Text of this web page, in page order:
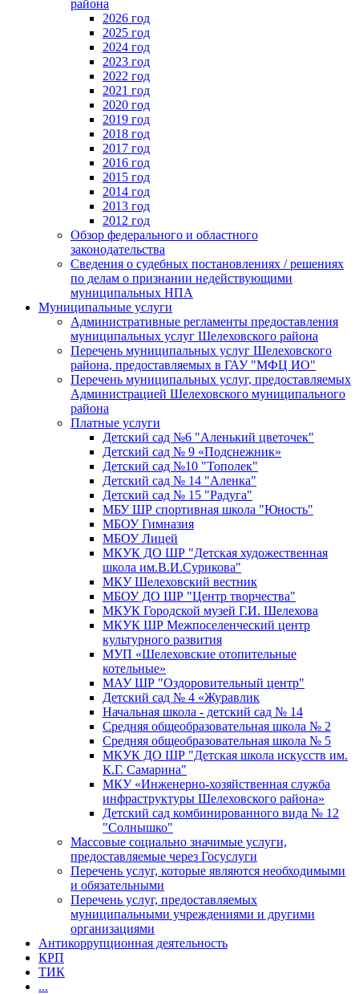
района
2026 год
2025 год
2024 год
2023 год
2022 год
2021 год
2020 год
2019 год
2018 год
2017 год
2016 год
2015 год
2014 год
2013 год
2012 год
Обзор федерального и областного
законодательства
Сведения о судебных постановлениях / решениях
по делам о признании недействующими
муниципальных НПА
Муниципальные услуги
Административные регламенты предоставления
муниципальных услуг Шелеховского района
Перечень муниципальных услуг Шелеховского
района, предоставляемых в ГАУ "МФЦ ИО"
Перечень муниципальных услуг, предоставляемых
Администрацией Шелеховского муниципального
района
Платные услуги
Детский сад №6 "Аленький цветочек"
Детский сад № 9 «Подснежник»
Детский сад №10 "Тополек"
Детский сад № 14 "Аленка"
Детский сад № 15 "Радуга"
МБУ ШР спортивная школа "Юность"
МБОУ Гимназия
МБОУ Лицей
МКУК ДО ШР "Детская художественная
школа им.В.И.Сурикова"
МКУ Шелеховский вестник
МБОУ ДО ШР "Центр творчества"
МКУК Городской музей Г.И. Шелехова
МКУК ШР Межпоселенческий центр
культурного развития
МУП «Шелеховские отопительные
котельные»
МАУ ШР "Оздоровительный центр"
Детский сад № 4 «Журавлик
Начальная школа - детский сад № 14
Средняя общеобразовательная школа № 2
Средняя общеобразовательная школа № 5
МКУК ДО ШР "Детская школа искусств им.
К.Г. Самарина"
МКУ «Инженерно-хозяйственная служба
инфраструктуры Шелеховского района»
Детский сад комбинированного вида № 12
"Солнышко"
Массовые социально значимые услуги,
предоставляемые через Госуслуги
Перечень услуг, которые являются необходимыми
и обязательными
Перечень услуг, предоставляемых
муниципальными учреждениями и другими
организациями
Антикоррупционная деятельность
КРП
ТИК
...